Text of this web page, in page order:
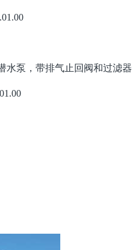
水泵，带排气止回阀和过滤器